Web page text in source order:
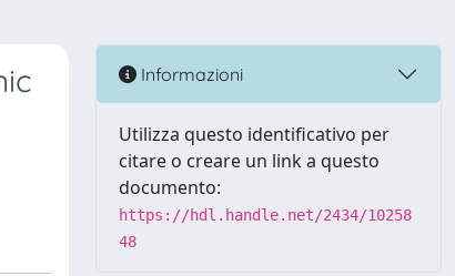
Informazioni
Utilizza questo identificativo per
citare o creare un link a questo
documento:
https://hdl.handle.net/2434/10258
48